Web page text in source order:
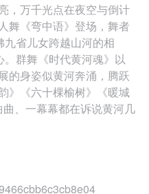
，万千光点在夜空与倒计
舞《弯中语》登场，舞者
九省儿女跨越山河的相
。群舞《时代黄河魂》以
的身姿似黄河奔涌，腾跃
》《六十棵榆树》《暖城
、一幕幕都在诉说黄河几